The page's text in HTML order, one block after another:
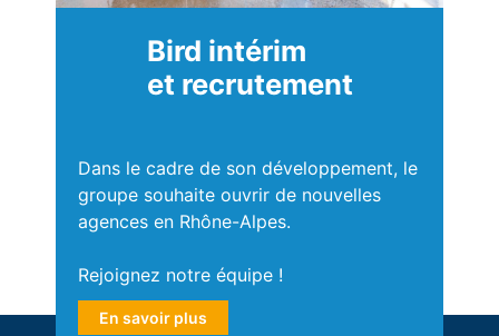
Bird intérim
et recrutement
Dans le cadre de son développement, le
groupe souhaite ouvrir de nouvelles
agences en Rhône-Alpes.
Rejoignez notre équipe !
En savoir plus